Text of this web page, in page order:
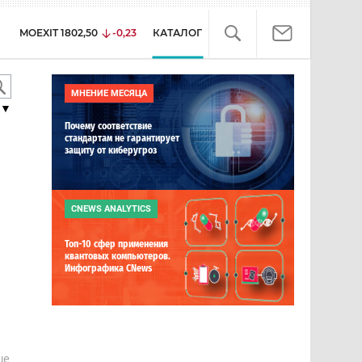
MOEXIT 1802,50 -0,23 КАТАЛОГ
МНЕНИЕ МЕСЯЦА
Почему соответствие
стандартам не гарантирует
защиту от киберугроз
CNEWS ANALYTICS
Топ-10 сфер применения
квантовых компьютеров.
Инфографика CNews